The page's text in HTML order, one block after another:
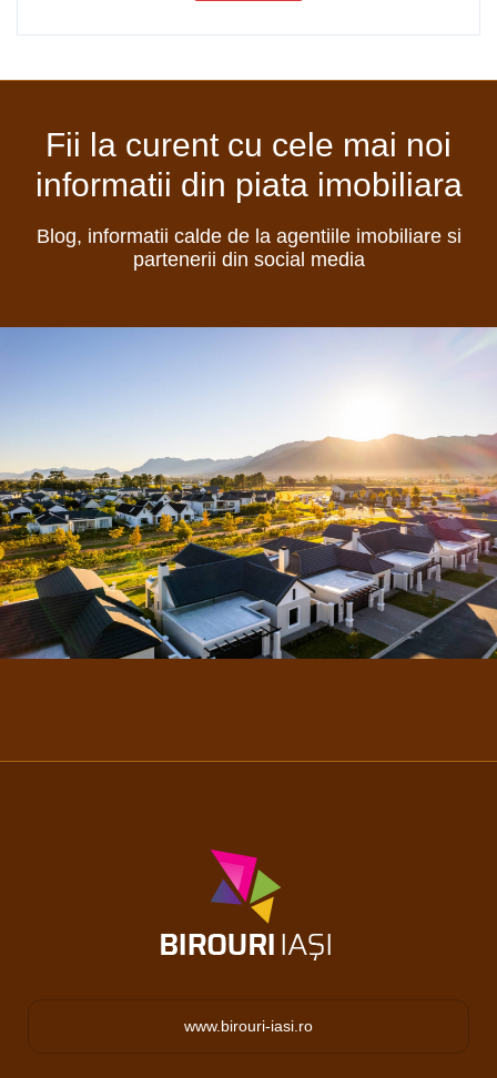
Fii la curent cu cele mai noi
informatii din piata imobiliara
Blog, informatii calde de la agentiile imobiliare si
partenerii din social media
www.birouri-iasi.ro